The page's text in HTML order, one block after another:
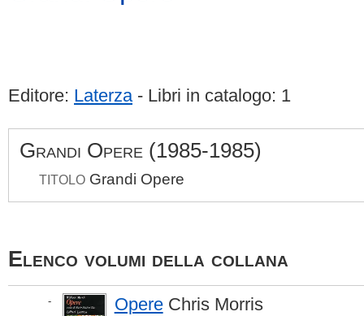
Editore: Laterza- Libri in catalogo: 1
Grandi Opere (1985-1985)
TITOLO Grandi Opere
Elenco volumi della collana
- Opere Chris Morris